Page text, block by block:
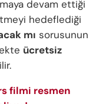
devam ettiği
hedeflediği
mı sorusunun
ücretsiz
filmi resmen